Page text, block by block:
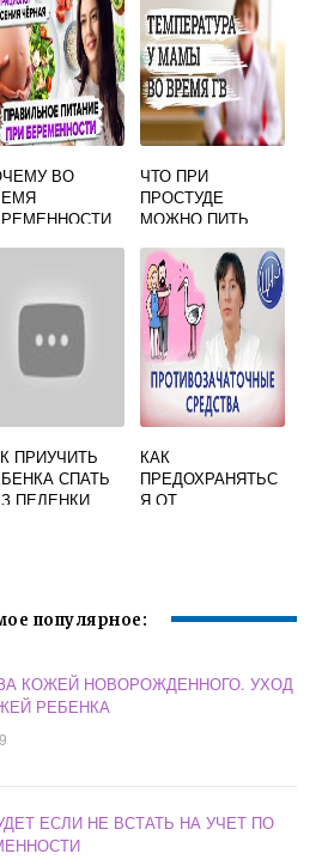
ВО
ЧТО ПРИ
ПРОСТУДЕ
МОЖНО ПИТЬ
МАМЕ
ПРИУЧИТЬ
СПАТЬ
ПЕЛЕНКИ
КАК
ПРЕДОХРАНЯТЬС
Я ОТ
популярное:
КОЖЕЙ НОВОРОЖДЕННОГО. УХОД
РЕБЕНКА
ЕСЛИ НЕ ВСТАТЬ НА УЧЕТ ПО